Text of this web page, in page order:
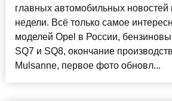
главных автомобильных
недели. Всё только самое
моделей Opel в России,
SQ7 и SQ8, окончание
Mulsanne, первое фото обновл...